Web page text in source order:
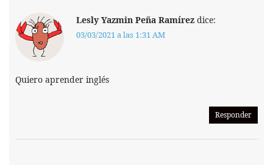
Lesly Yazmin Peña Ramírez dice:
03/03/2021 a las 1:31 AM
Quiero aprender inglés
Responder